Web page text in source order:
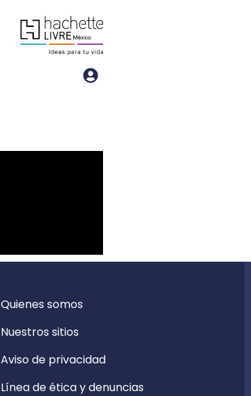
Quienes somos
Nuestros sitios
Aviso de privacidad
Línea de ética y denuncias